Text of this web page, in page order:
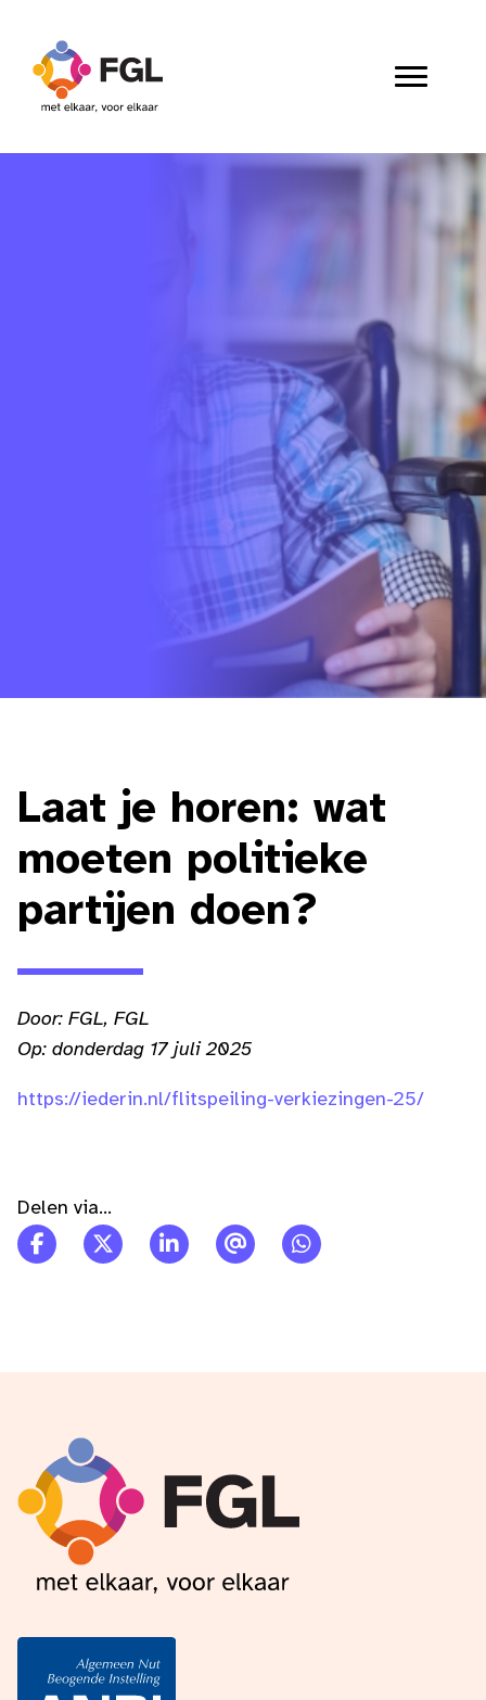
Laat je horen: wat
moeten politieke
partijen doen?
Door: FGL, FGL
Op: donderdag 17 juli 2025
https://iederin.nl/flitspeiling-verkiezingen-25/
Delen via...